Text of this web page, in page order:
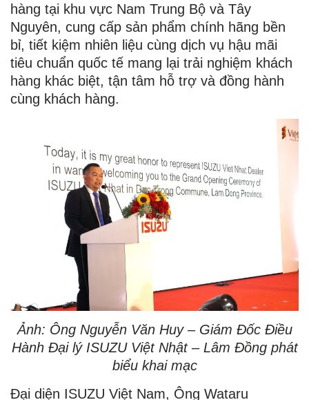
hàng tại khu vực Nam Trung Bộ và Tây
Nguyên, cung cấp sản phẩm chính hãng bền
bỉ, tiết kiệm nhiên liệu cùng dịch vụ hậu mãi
tiêu chuẩn quốc tế mang lại trải nghiệm khách
hàng khác biệt, tận tâm hỗ trợ và đồng hành
cùng khách hàng.
Ảnh: Ông Nguyễn Văn Huy – Giám Đốc Điều
Hành Đại lý ISUZU Việt Nhật – Lâm Đồng phát
biểu khai mạc
Đại diện ISUZU Việt Nam, Ông Wataru